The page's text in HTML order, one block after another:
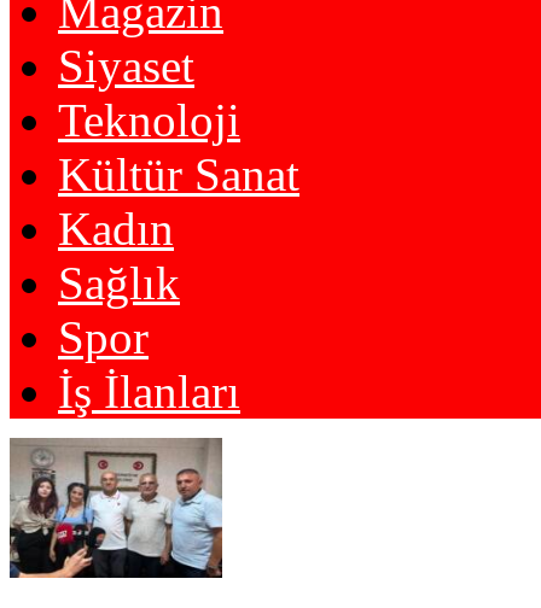
Magazin
Siyaset
Teknoloji
Kültür Sanat
Kadın
Sağlık
Spor
İş İlanları